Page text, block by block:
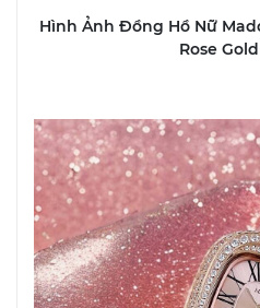
Hình Ảnh Đồng Hồ Nữ
Rose